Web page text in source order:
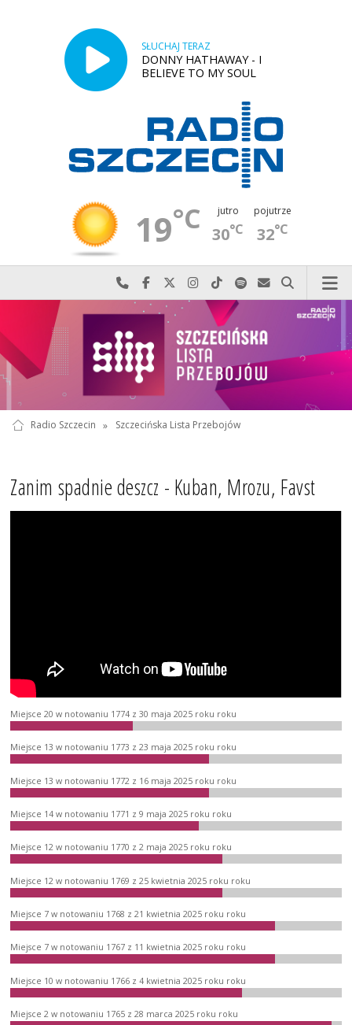
SŁUCHAJ TERAZ
DONNY HATHAWAY - I
BELIEVE TO MY SOUL
19°C jutro
30°C
pojutrze
32°C
Najlepiej po prostu do nas zadzwoń
Odwiedź nas na Facebook-u
Odwiedź nas na X
Odwiedź nas na Instagram-ie
Odwiedź nas na TikTok-u
Szukaj nas na Spotify
Wyślij do nas
Szukaj
Radio Szczecin » Szczecińska Lista Przebojów
Zanim spadnie deszcz - Kuban, Mrozu, Favst
Miejsce 20 w notowaniu 1774 z 30 maja 2025 roku roku
Miejsce 13 w notowaniu 1773 z 23 maja 2025 roku roku
Miejsce 13 w notowaniu 1772 z 16 maja 2025 roku roku
Miejsce 14 w notowaniu 1771 z 9 maja 2025 roku roku
Miejsce 12 w notowaniu 1770 z 2 maja 2025 roku roku
Miejsce 12 w notowaniu 1769 z 25 kwietnia 2025 roku roku
Miejsce 7 w notowaniu 1768 z 21 kwietnia 2025 roku roku
Miejsce 7 w notowaniu 1767 z 11 kwietnia 2025 roku roku
Miejsce 10 w notowaniu 1766 z 4 kwietnia 2025 roku roku
Miejsce 2 w notowaniu 1765 z 28 marca 2025 roku roku